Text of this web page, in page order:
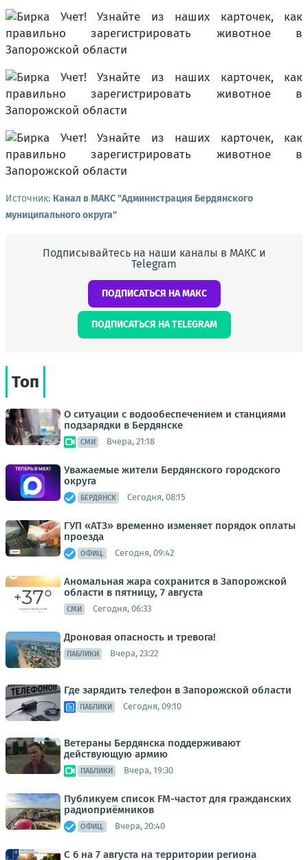
Источник: Канал в МАКС "Администрация Бердянского
муниципального округа"
Подписывайтесь на наши каналы в МАКС и
Telegram
ПОДПИСАТЬСЯ НА МАКС
ПОДПИСАТЬСЯ НА TELEGRAM
Топ
О ситуации с водообеспечением и станциями
подзарядки в Бердянске
СМИ Вчера, 21:18
Уважаемые жители Бердянского городского
округа
БЕРДЯНСК Сегодня, 08:15
ГУП «АТЗ» временно изменяет порядок оплаты
проезда
ОФИЦ. Сегодня, 09:42
Аномальная жара сохранится в Запорожской
области в пятницу, 7 августа
СМИ Сегодня, 06:33
Дроновая опасность и тревога!
ПАБЛИКИ Вчера, 23:22
Где зарядить телефон в Запорожской области
ПАБЛИКИ Сегодня, 09:10
Ветераны Бердянска поддерживают
действующую армию
ПАБЛИКИ Вчера, 19:30
Публикуем список FM-частот для гражданских
радиоприёмников
ОФИЦ. Вчера, 20:40
С 6 на 7 августа на территории региона